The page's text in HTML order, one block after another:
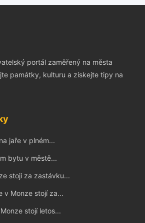
portál zaměřený na města
památky, kulturu a získejte tipy na
jaře v plném...
bytu v městě...
stojí za zastávku...
v Monze stojí za...
stojí letos...